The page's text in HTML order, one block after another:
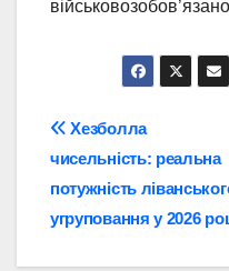
Навігація
записів
Хезболла
чисельність: реальна
потужність
угруповання у 2026